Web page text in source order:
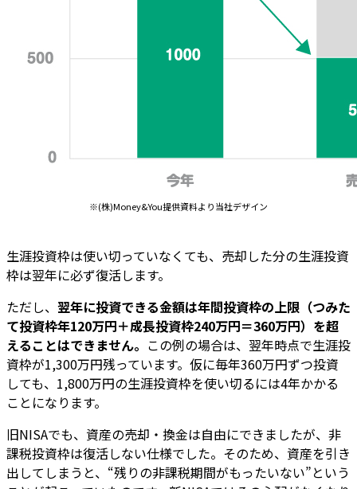
※(株)Money&You提供資料より当社デザイン
生涯投資枠は使い切っていなくても、売却した分の生涯投資
枠は翌年に必ず復活します。
ただし、 翌年に投資できる金額は年間投資枠の上限（つみた
て投資枠年120万円＋成長投資枠240万円＝360万円）を超
えることはできません。 この例の場合は、翌年時点で生涯投
資枠が1,300万円残っています。仮に毎年360万円ずつ投資
しても、1,800万円の生涯投資枠を使い切るには4年かかる
ことになります。
旧NISAでも、資産の売却・換金は自由にできましたが、非
課税投資枠は復活しない仕様でした。そのため、資産を引き
出してしまうと、“残りの非課税期間がもったいない”という